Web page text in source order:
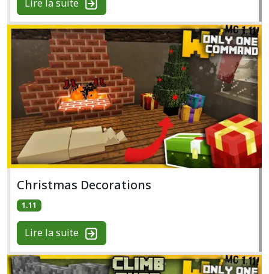
Lire la suite
Christmas Decorations
1.11
Lire la suite